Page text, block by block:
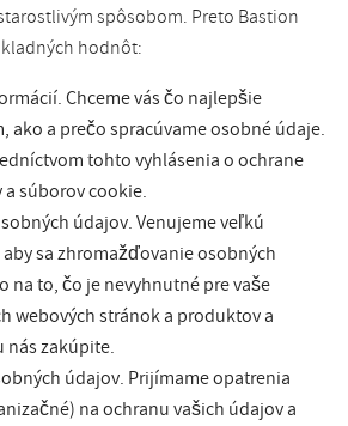
spôsobom. Preto Bastion
hodnôt:
Chceme vás čo najlepšie
ako a prečo spracúvame osobné údaje.
tohto vyhlásenia o ochrane
súborov cookie.
údajov. Venujeme veľkú
sa zhromažďovanie osobných
na to, čo je nevyhnutné pre vaše
webových stránok a produktov a
nás zakúpite.
údajov. Prijímame opatrenia
na ochranu vašich údajov a